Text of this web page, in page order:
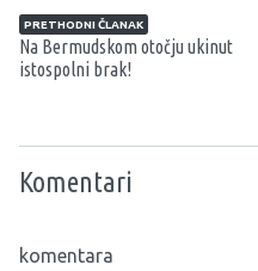
Navigacija članaka
PRETHODNI ČLANAK
Na Bermudskom otočju ukinut
istospolni brak!
Komentari
komentara